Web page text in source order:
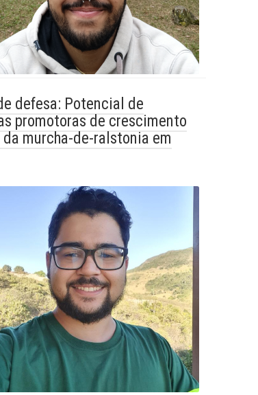
defesa: Potencial de
promotoras de crescimento
murcha-de-ralstonia em